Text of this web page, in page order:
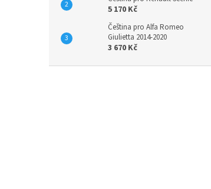
5 170 Kč
Čeština pro Alfa Romeo
Giulietta 2014-2020
3 670 Kč